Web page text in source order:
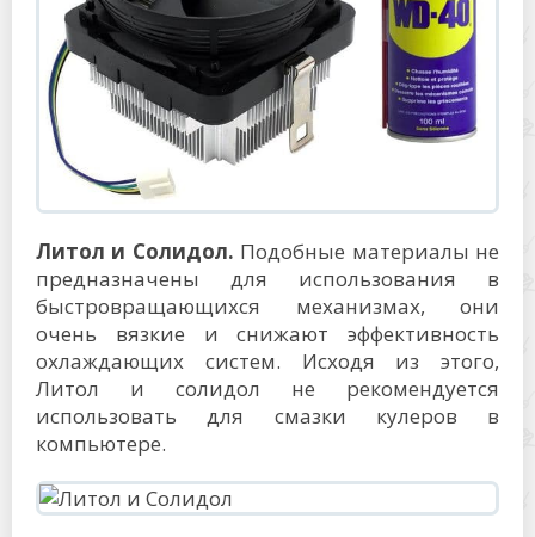
Литол и Солидол. Подобные материалы не
предназначены для использования в
быстровращающихся механизмах, они
очень вязкие и снижают эффективность
охлаждающих систем. Исходя из этого,
Литол и солидол не рекомендуется
использовать для смазки кулеров в
компьютере.